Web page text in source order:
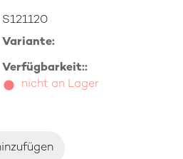
S121120
Variante:
Verfügbarkeit::
nicht an Lager